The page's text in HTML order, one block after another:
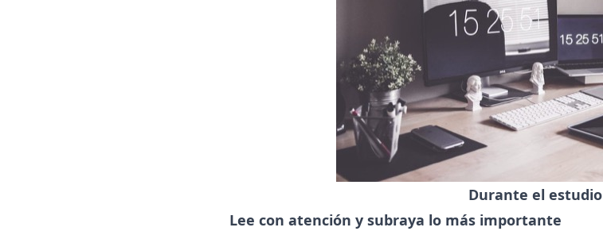
Durante el estudio
Lee con atención y subraya lo más importante